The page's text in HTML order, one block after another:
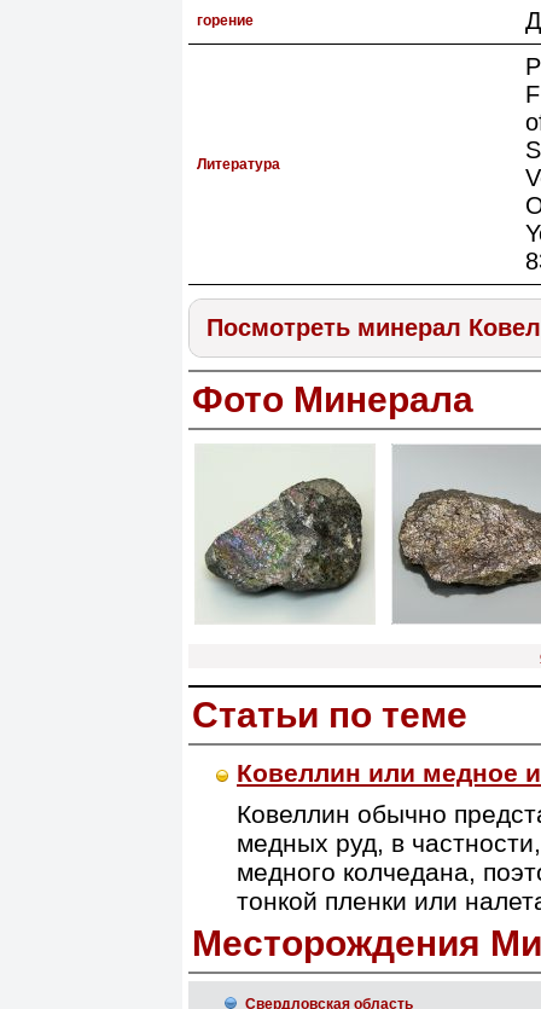
горение
Литература
Посмотреть минерал
Фото Минерала
Статьи по теме
Ковеллин или медное
Ковеллин обычно
медных руд, в
медного колчедана,
тонкой пленки или
Месторождения
Свердловская область